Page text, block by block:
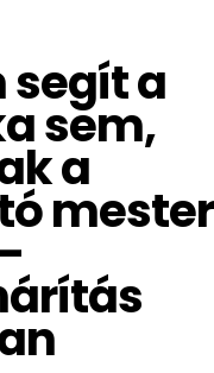
segít a
sem,
a
mester